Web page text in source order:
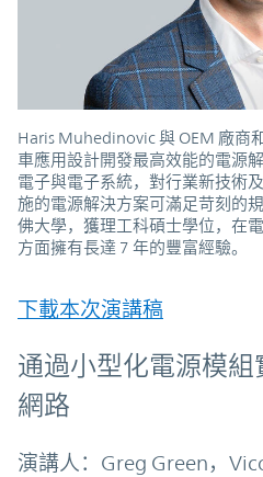
Haris Muhedinovic 與 OEM 廠商
車應用設計開發最高效能的電源
電子與電子系統，對行業新技術
施的電源解決方案可滿足苛刻的
佛大學，獲理工科碩士學位，在
方面擁有長達 7 年的豐富經驗。
下載本次演講稿
通過小型化電源模
網路
演講人：Greg Green，